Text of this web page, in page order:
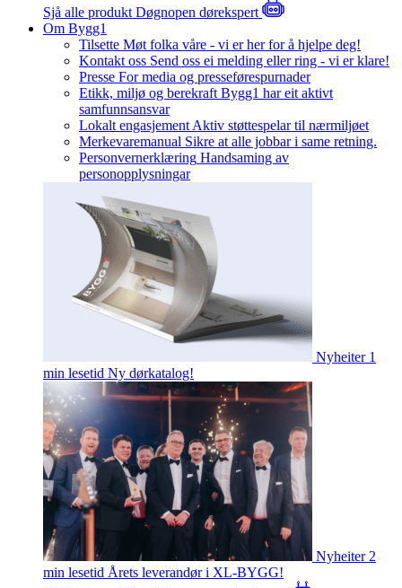
Sjå alle produkt Døgnopen dørekspert
Om Bygg1
Tilsette Møt folka våre - vi er her for å hjelpe deg!
Kontakt oss Send oss ei melding eller ring - vi er klare!
Presse For media og presseførespurnader
Etikk, miljø og berekraft Bygg1 har eit aktivt
samfunnsansvar
Lokalt engasjement Aktiv støttespelar til nærmiljøet
Merkevaremanual Sikre at alle jobbar i same retning.
Personvernerklæring Handsaming av
personopplysningar
Nyheiter 1
min lesetid Ny dørkatalog!
Nyheiter 2
min lesetid Årets leverandør i XL-BYGG!